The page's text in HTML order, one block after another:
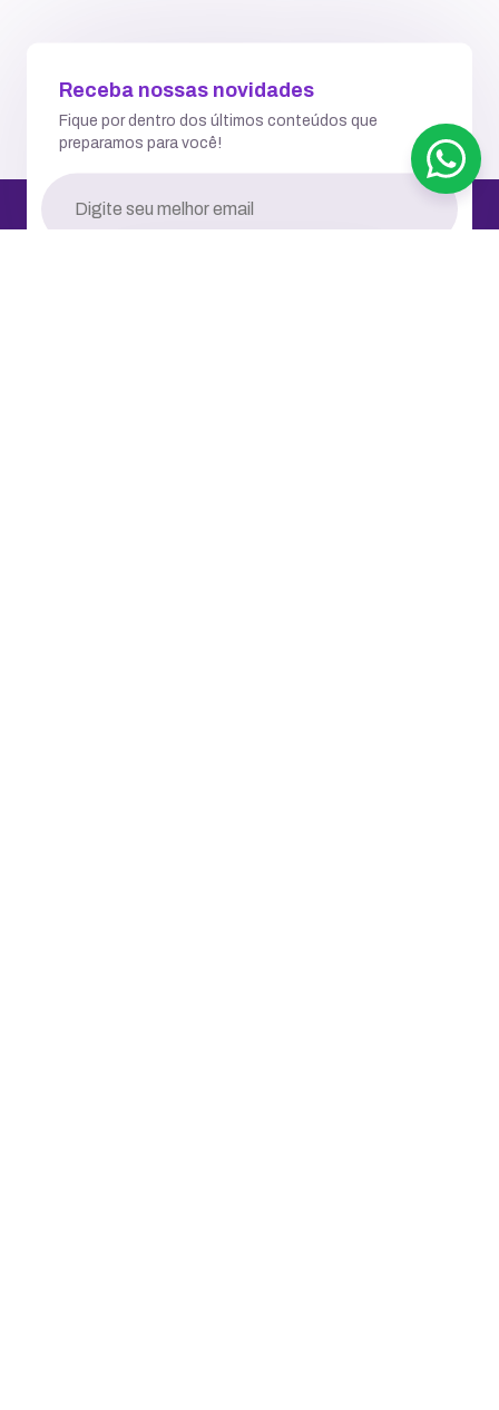
Receba nossas novidades
Fique por dentro dos últimos conteúdos que
preparamos para você!